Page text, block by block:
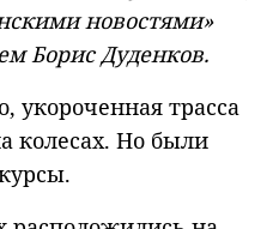
новостями»
Борис Дуденков.
укороченная трасса
колесах. Но были